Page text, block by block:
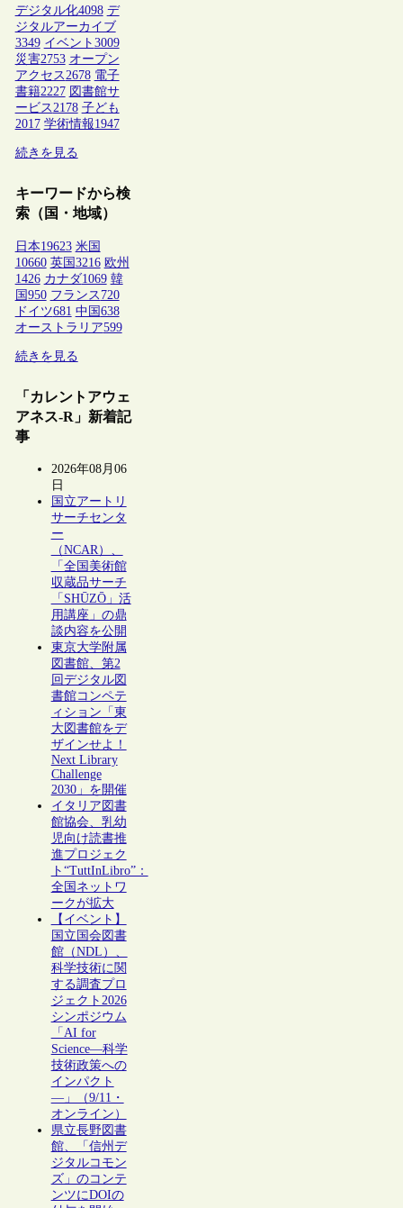
デジタル化4098 デ
ジタルアーカイブ
3349 イベント 3009
災害2753 オープン
アクセス2678 電子
書籍2227 図書館サ
ービス2178 子ども
2017 学術情報1947
続きを見る
キーワードから検
索（国・地域）
日本19623 米国
10660 英国 3216 欧州
1426 カナダ1069 韓
国 950 フランス 720
ドイツ681 中国 638
オーストラリア599
続きを見る
「カレントアウェ
アネス-R」新着記
事
2026年08月06
日
国立アートリ
サーチセンタ
ー
（NCAR）、
「全国美術館
収蔵品サーチ
「SHŪZŌ」活
用講座」の鼎
談内容を公開
東京大学附属
図書館、第2
回デジタル図
書館コンペテ
ィション「東
大図書館をデ
ザインせよ！
Next Library
Challenge
2030」を開催
イタリア図書
館協会、乳幼
児向け読書推
進プロジェク
ト“TuttInLibro”：
全国ネットワ
ークが拡大
【イベント】
国立国会図書
館（NDL）、
科学技術に関
する調査プロ
ジェクト2026
シンポジウム
「AI for
Science―科学
技術政策への
インパクト
―」（9/11・
オンライン）
県立長野図書
館、「信州デ
ジタルコモン
ズ」のコンテ
ンツにDOIの